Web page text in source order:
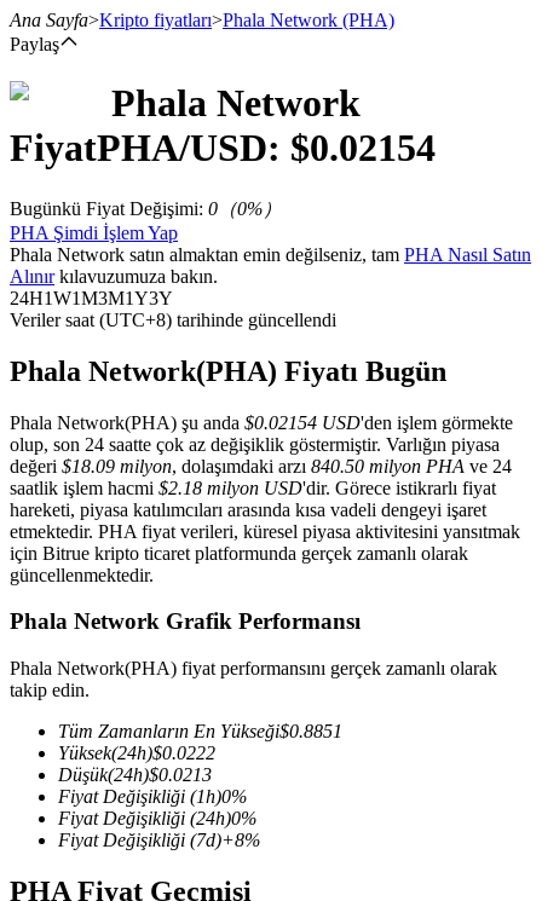
Vadeli İşlemler
USDT Vadeli İşlemleri
Kripto Para Vadeli İşlemleri
TradFi
Hisse senetleri, döviz, değerli metaller ve emtia türevleri
Ana Sayfa>Kripto fiyatları>Phala Network (PHA)
Paylaş
Phala Network
FiyatPHA/USD: $0.02154
Bugünkü Fiyat Değişimi: 0 （0%）
PHA Şimdi İşlem Yap
Phala Network satın almaktan emin değilseniz, tam PHA Nasıl Satın
Alınırkılavuzumuza bakın.
24H1W1M3M1Y3Y
Veriler saat (UTC+8) tarihinde güncellendi
Phala Network(PHA) Fiyatı Bugün
Phala Network(PHA) şu anda $0.02154 USD'den işlem görmekte
olup, son 24 saatte çok az değişiklik göstermiştir. Varlığın piyasa
değeri $18.09 milyon, dolaşımdaki arzı 840.50 milyon PHA ve 24
saatlik işlem hacmi $2.18 milyon USD'dir. Görece istikrarlı fiyat
hareketi, piyasa katılımcıları arasında kısa vadeli dengeyi işaret
etmektedir. PHA fiyat verileri, küresel piyasa aktivitesini yansıtmak
için Bitrue kripto ticaret platformunda gerçek zamanlı olarak
güncellenmektedir.
Phala Network Grafik Performansı
Phala Network(PHA) fiyat performansını gerçek zamanlı olarak
takip edin.
Tüm Zamanların En Yükseği$0.8851
Yüksek(24h)$0.0222
Düşük(24h)$0.0213
Fiyat Değişikliği (1h)0%
Fiyat Değişikliği (24h)0%
Fiyat Değişikliği (7d)+8%
PHA Fiyat Geçmişi